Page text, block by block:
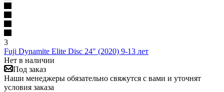
3
Fuji Dynamite Elite Disc 24" (2020) 9-13 лет
Нет в наличии
Под заказ
Наши менеджеры обязательно свяжутся с вами и уточнят
условия заказа